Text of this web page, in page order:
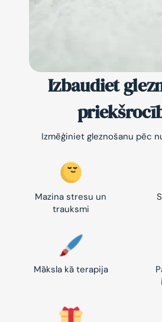
Izbaudiet
Izmēģiniet gleznošanu pēc
Mazina stresu un
trauksmi
Māksla kā terapija